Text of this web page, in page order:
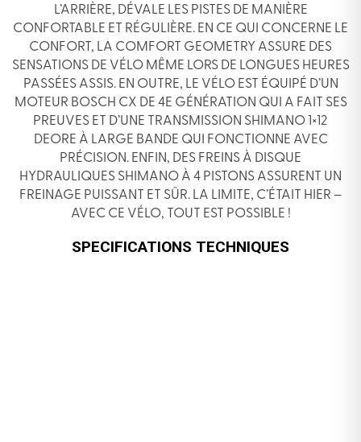
L’ARRIÈRE, DÉVALE LES PISTES DE MANIÈRE
CONFORTABLE ET RÉGULIÈRE. EN CE QUI CONCERNE LE
CONFORT, LA COMFORT GEOMETRY ASSURE DES
SENSATIONS DE VÉLO MÊME LORS DE LONGUES HEURES
PASSÉES ASSIS. EN OUTRE, LE VÉLO EST ÉQUIPÉ D’UN
MOTEUR BOSCH CX DE 4E GÉNÉRATION QUI A FAIT SES
PREUVES ET D’UNE TRANSMISSION SHIMANO 1×12
DEORE À LARGE BANDE QUI FONCTIONNE AVEC
PRÉCISION. ENFIN, DES FREINS À DISQUE
HYDRAULIQUES SHIMANO À 4 PISTONS ASSURENT UN
FREINAGE PUISSANT ET SÛR. LA LIMITE, C’ÉTAIT HIER –
AVEC CE VÉLO, TOUT EST POSSIBLE !
SPECIFICATIONS TECHNIQUES